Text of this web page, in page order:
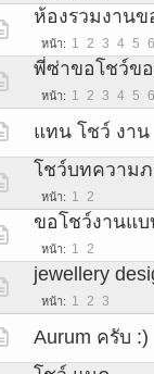
ห้องรวมงานข
หน้า 1 2 3 4 5 6
พี่ซ่าขอโชว์ข
หน้า 1 2 3 4 5 6
แทน โชว์ งาน
โชว์บทความ
หน้า 1 2
ขอโชว์งานแ
หน้า 1 2
jewellery
หน้า 1 2 3
Aurum ครับ :)